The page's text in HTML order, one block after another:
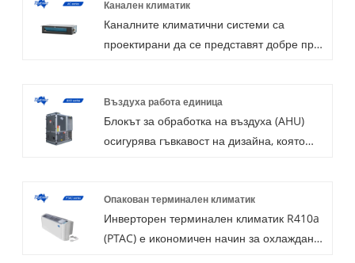
Канален климатик
Каналните климатични системи са
проектирани да се представят добре при
четири сезона. С екологично чист
хладилен агент R410a, опция за
включване / изключване и инверторен
капацитет за научноизследователска и
развойна дейност от компанията
Blueway. Като професионално
Въздуха работа единица
Блокът за обработка на въздуха (AHU)
осигурява гъвкавост на дизайна, която
компромис с качеството, което има
различен набор от нужди, включително,
но не само, прием на чист въздух,
Опакован терминален климатик
Инверторен терминален климатик R410a
(PTAC) е икономичен начин за охлаждане